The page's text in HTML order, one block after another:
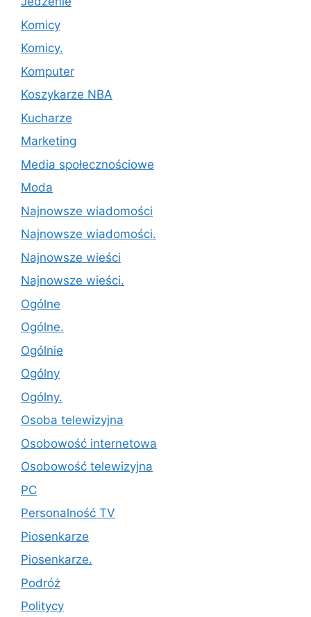
Komicy
Komicy.
Komputer
Koszykarze NBA
Kucharze
Marketing
Media społecznościowe
Moda
Najnowsze wiadomości
Najnowsze wiadomości.
Najnowsze wieści
Najnowsze wieści.
Ogólne
Ogólne.
Ogólnie
Ogólny
Ogólny.
Osoba telewizyjna
Osobowość internetowa
Osobowość telewizyjna
PC
Personalność TV
Piosenkarze
Piosenkarze.
Podróż
Politycy